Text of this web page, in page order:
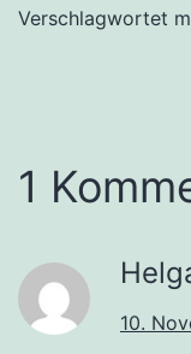
Verschlagwortet
1
10.